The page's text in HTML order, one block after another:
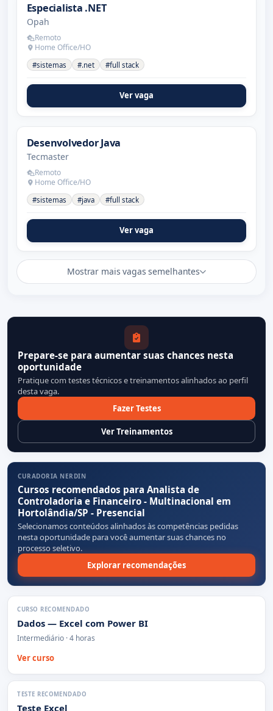
Especialista .NET
Opah
Remoto
Home Office/HO
#sistemas #.net #full stack
Ver vaga
Desenvolvedor Java
Tecmaster
Remoto
Home Office/HO
#sistemas #java #full stack
Ver vaga
Mostrar mais vagas semelhantes
Prepare-se para aumentar suas chances nesta
oportunidade
Pratique com testes técnicos e treinamentos alinhados ao perfil
desta vaga.
Fazer Testes
Ver Treinamentos
CURADORIA NERDIN
Cursos recomendados para Analista de
Controladoria e Financeiro - Multinacional em
Hortolândia/SP - Presencial
Selecionamos conteúdos alinhados às competências pedidas
nesta oportunidade para você aumentar suas chances no
processo seletivo.
Explorar recomendações
CURSO RECOMENDADO
Dados — Excel com Power BI
Intermediário · 4 horas
Ver curso
TESTE RECOMENDADO
Teste Excel